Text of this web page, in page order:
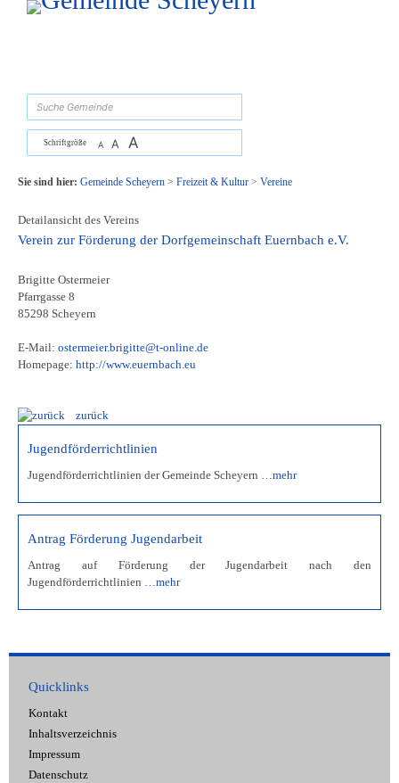
Zum Inhalt, zur Navigationoder zur Startseite springen.
Schriftgröße A A A
Sie sind hier: Gemeinde Scheyern> Freizeit & Kultur> Vereine
Detailansicht des Vereins
Verein zur Förderung der Dorfgemeinschaft Euernbach e.V.
Brigitte Ostermeier
Pfarrgasse 8
85298 Scheyern
E-Mail: ostermeier.brigitte@t-online.de
Homepage: http://www.euernbach.eu
zurück
Jugendförderrichtlinien
Jugendförderrichtlinien der Gemeinde Scheyern …mehr
Antrag Förderung Jugendarbeit
Antrag auf Förderung der Jugendarbeit nach den
Jugendförderrichtlinien …mehr
Quicklinks
Kontakt
Inhaltsverzeichnis
Impressum
Datenschutz